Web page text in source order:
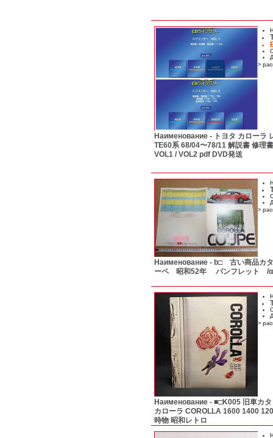
>
Наименование -
トヨタ カローラ
TE60系 68/04〜78/11 解説書 修理
VOL1 / VOL2 pdf DVD発送
>
Наименование - b□ 古い商品カ
ーペ 昭和52年 パンフレット /
>
Наименование - ■□K005 旧車カタ
カローラ COROLLA 1600 1400
時物 昭和レトロ